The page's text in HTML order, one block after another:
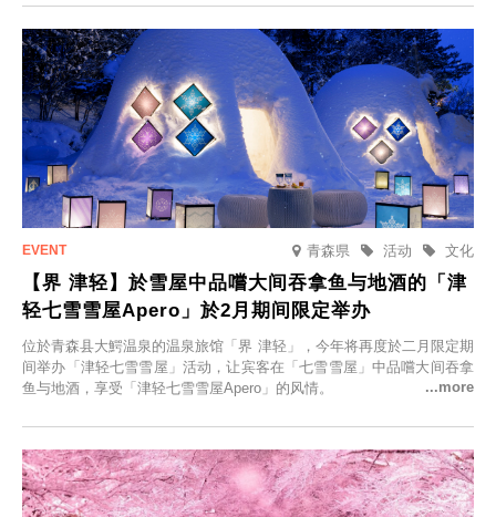
在此与重要之人共度一段难忘的特别时光。
青森県 文化
活动
【界 津轻】於雪屋中品嚐大间吞拿鱼与地酒的「津
轻七雪雪屋Apero」於2月期间限定举办
位於青森县大鰐温泉的温泉旅馆「界 津轻」，今年将再度於二月限定期
间举办「津轻七雪雪屋」活动，让宾客在「七雪雪屋」中品嚐大间吞拿
鱼与地酒，享受「津轻七雪雪屋Apero」的风情。